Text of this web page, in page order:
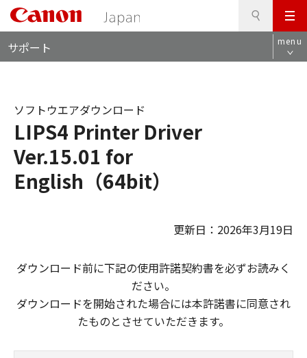
メ
ニ
ュ
サポート menu
LIPS4 Printer Driver
Ver.15.01 for
English（64bit）
ソフトウエアダウンロード
更新日：2026年3月19日
ダウンロード前に下記の使用許諾契約書を必ずお読みく
ださい。
ダウンロードを開始された場合には本許諾書に同意され
たものとさせていただきます。